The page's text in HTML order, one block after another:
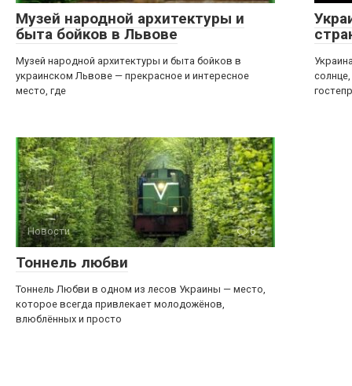
Музей народной архитектуры и
быта бойков в Львове
Музей народной архитектуры и быта бойков в
украинском Львове — прекрасное и интересное
место, где
Новости 6
Тоннель любви
Тоннель Любви в одном из лесов Украины — место,
которое всегда привлекает молодожёнов,
влюблённых и просто